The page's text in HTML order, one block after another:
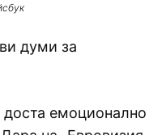
думи за
емоционално